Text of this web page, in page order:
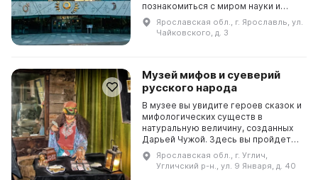
познакомиться с миром науки и
культуры. Здание комплекса
представляет собой сочетание
современных технологий и ар...
Ярославская обл., г. Ярославль, ул.
Чайковского, д. 3
Музей мифов и суеверий
русского народа
В музее вы увидите героев сказок и
мифологических существ в
натуральную величину, созданных
Дарьей Чужой. Здесь вы пройдете
необычную экскурсию в мир
народных праздников и обрядов,
познакомитесь с дре...
Ярославская обл., г. Углич,
Угличский р-н., ул. 9 Января, д. 40